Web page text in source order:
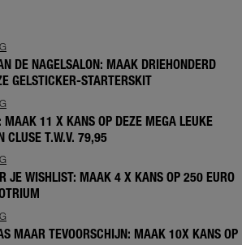
DE NAGELSALON: MAAK DRIEHONDERD
GELSTICKER-STARTERSKIT
MAAK 11 X KANS OP DEZE MEGA LEUKE
CLUSE T.W.V. 79,95
JE WISHLIST: MAAK 4 X KANS OP 250 EURO
MAAR TEVOORSCHIJN: MAAK 10X KANS OP